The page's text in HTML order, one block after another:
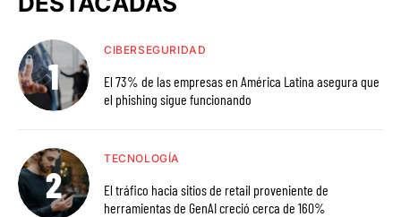
CIBERSEGURIDAD
El 73% de las empresas en América Latina asegura que
el phishing sigue funcionando
TECNOLOGÍA
El tráfico hacia sitios de retail proveniente de
herramientas de GenAI creció cerca de 160%